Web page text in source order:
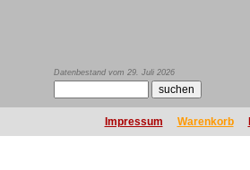
Datenbestand vom 29. Juli 2026
Impressum Warenkorb